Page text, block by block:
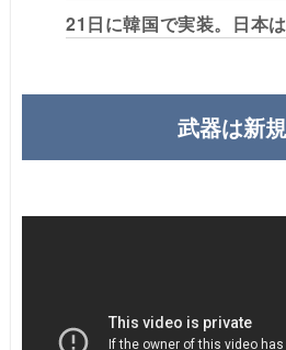
21日に韓国で実装。日本
武器は新